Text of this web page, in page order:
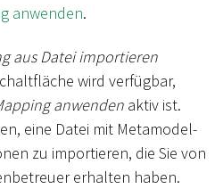
anwenden.
aus Datei importieren
wird verfügbar,
anwenden aktiv ist.
eine Datei mit Metamodel-
zu importieren, die Sie von
erhalten haben.